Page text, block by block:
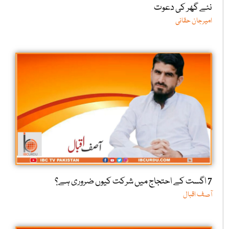
نئے گھر کی دعوت
امیرجان حقانی
7 اگست کے احتجاج میں شرکت کیوں ضروری ہے؟
آصف اقبال